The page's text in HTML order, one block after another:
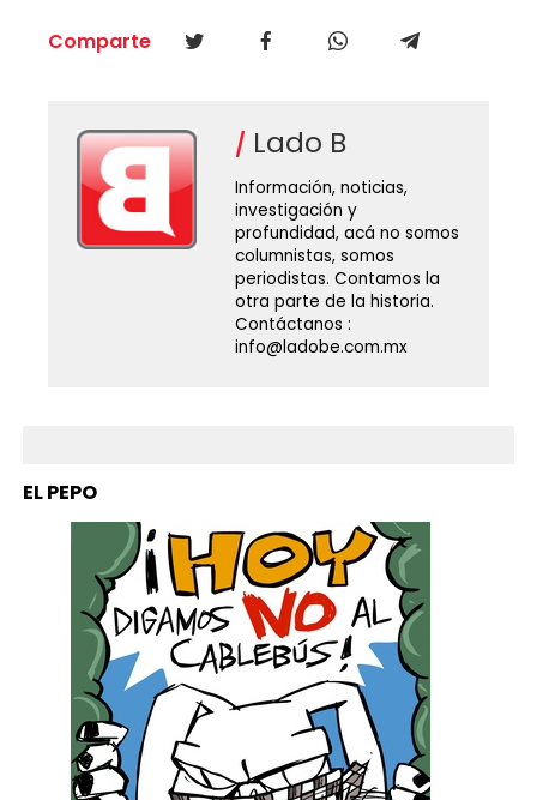
Comparte
Lado B
Información, noticias,
investigación y
profundidad, acá no somos
columnistas, somos
periodistas. Contamos la
otra parte de la historia.
Contáctanos :
info@ladobe.com.mx
EL PEPO